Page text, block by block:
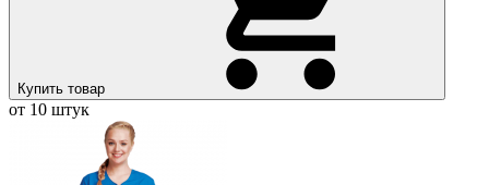
Купить товар
от 10 штук